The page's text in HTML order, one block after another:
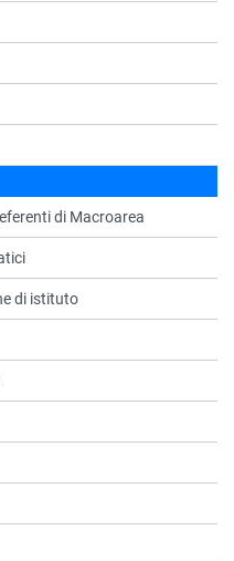
di Macroarea
di istituto